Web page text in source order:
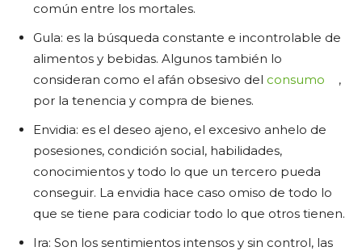
común entre los mortales.
Gula: es la búsqueda constante e incontrolable de
alimentos y bebidas. Algunos también lo
consideran como el afán obsesivo del consumo
,
por la tenencia y compra de bienes.
Envidia: es el deseo ajeno, el excesivo anhelo de
posesiones, condición social, habilidades,
conocimientos y todo lo que un tercero pueda
conseguir. La envidia hace caso omiso de todo lo
que se tiene para codiciar todo lo que otros tienen.
Ira: Son los sentimientos intensos y sin control, las